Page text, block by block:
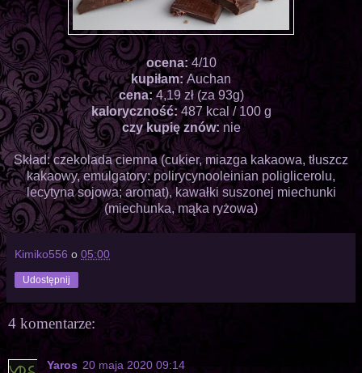
ocena:4/10
kupiłam:Auchan
cena:4,19 zł (za 93g)
kaloryczność:487 kcal / 100 g
czy kupię znów: nie
Skład: czekolada ciemna (cukier, miazga kakaowa, tłuszcz
kakaowy, emulgatory: polirycynooleinian poliglicerolu,
lecytyna sojowa; aromat), kawałki suszonej miechunki
(miechunka, mąka ryżowa)
Kimiko556 o 05:00
Udostępnij
4 komentarze:
Yaros 20 maja 2020 09:14